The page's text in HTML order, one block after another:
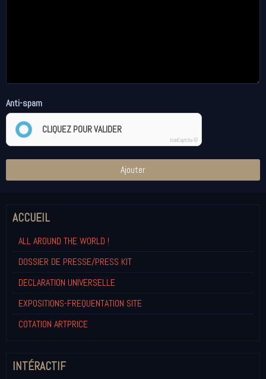
Anti-spam
CLIQUEZ POUR VALIDER
IconCaptcha ©
Ajouter
ACCUEIL
ALL AROUND THE WORLD !
DOSSIER DE PRESSE/PRESS KIT
DECLARATION UNIVERSELLE
EXPOSITIONS-FREQUENTATION SITE
COTATION ARTPRICE
INTÉRACTIF